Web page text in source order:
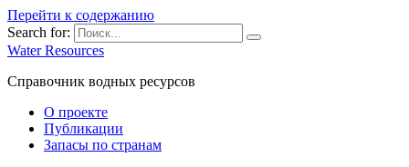
Перейти к содержанию
Search for:
Water Resources
Справочник водных ресурсов
О проекте
Публикации
Запасы по странам